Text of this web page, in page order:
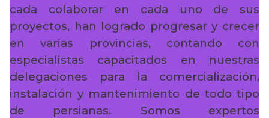
cada colaborar en cada uno de sus
proyectos, han logrado progresar y crecer
en varias provincias, contando con
especialistas capacitados en nuestras
delegaciones para la comercialización,
instalación y mantenimiento de todo tipo
de persianas. Somos expertos